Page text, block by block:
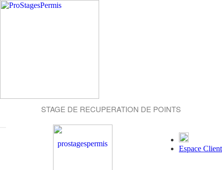
STAGE DE RECUPERATION DE POINTS
Espace Client